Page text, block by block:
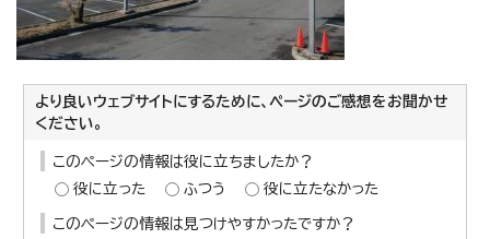
より良いウェブサイトにするために、ページのご感想をお聞かせ
ください。
このページの情報は役に立ちましたか？
役に立った
ふつう 役に立たなかった
このページの情報は見つけやすかったですか？